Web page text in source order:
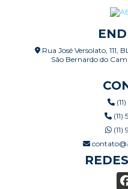
Rua José Versolato, 111,
São Bernardo do
(11)
(11)